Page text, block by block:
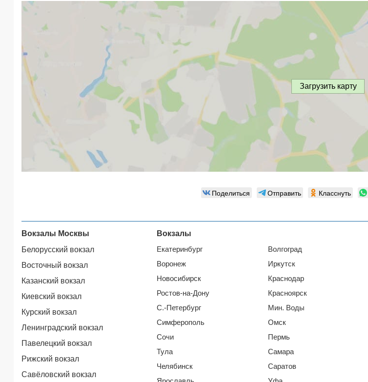
Загрузить карту
Поделиться Отправить Класснуть
Вокзалы Москвы
Белорусский вокзал
Восточный вокзал
Казанский вокзал
Киевский вокзал
Курский вокзал
Ленинградский вокзал
Павелецкий вокзал
Рижский вокзал
Савёловский вокзал
Вокзалы
Екатеринбург
Воронеж
Новосибирск
Ростов-на-Дону
С.-Петербург
Симферополь
Сочи
Тула
Челябинск
Волгоград
Иркутск
Краснодар
Красноярск
Мин. Воды
Омск
Пермь
Самара
Саратов